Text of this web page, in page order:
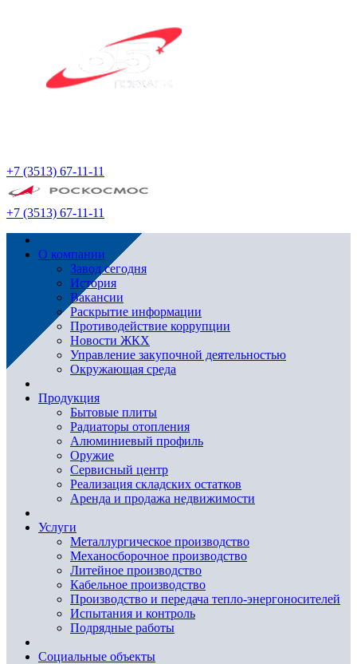
+7 (3513) 67-11-11
+7 (3513) 67-11-11
О компании
Завод сегодня
История
Вакансии
Раскрытие информации
Противодействие коррупции
Новости ЖКХ
Управление закупочной деятельностью
Окружающая среда
Продукция
Бытовые плиты
Радиаторы отопления
Алюминиевый профиль
Оружие
Сервисный центр
Реализация складских остатков
Аренда и продажа недвижимости
Услуги
Металлургическое производство
Механосборочное производство
Литейное производство
Кабельное производство
Производство и передача тепло-энергоносителей
Испытания и контроль
Подрядные работы
Социальные объекты